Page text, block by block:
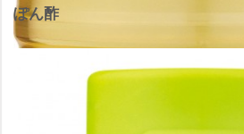
ぽん酢